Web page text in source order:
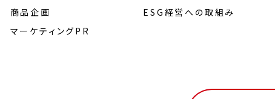
商品企画
マーケティングPR
ESG経営への取組み